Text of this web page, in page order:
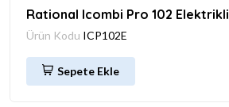
Rational Icombi Pro 102 Elektrikli
Ürün Kodu ICP102E
Sepete Ekle